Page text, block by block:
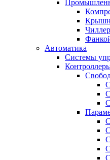
Автоматика
Системы